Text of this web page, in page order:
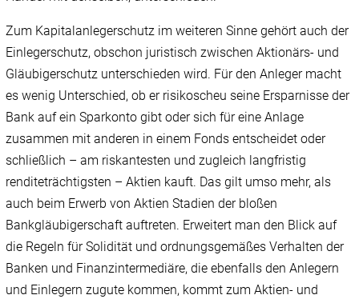
Zum Kapitalanlegerschutz im weiteren Sinne gehört auch der
Einlegerschutz, obschon juristisch zwischen Aktionärs- und
Gläubigerschutz unterschieden wird. Für den Anleger macht
es wenig Unterschied, ob er risikoscheu seine Ersparnisse der
Bank auf ein Sparkonto gibt oder sich für eine Anlage
zusammen mit anderen in einem Fonds entscheidet oder
schließlich – am riskantesten und zugleich langfristig
renditeträchtigsten – Aktien kauft. Das gilt umso mehr, als
auch beim Erwerb von Aktien Stadien der bloßen
Bankgläubigerschaft auftreten. Erweitert man den Blick auf
die Regeln für Solidität und ordnungsgemäßes Verhalten der
Banken und Finanzintermediäre, die ebenfalls den Anlegern
und Einlegern zugute kommen, kommt zum Aktien- und